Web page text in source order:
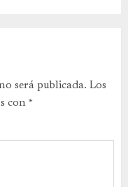
será publicada. Los
con *